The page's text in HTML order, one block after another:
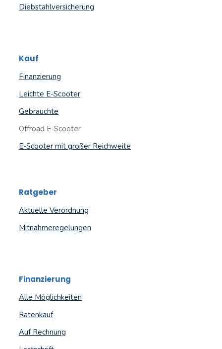
Diebstahlversicherung
Kauf
Finanzierung
Leichte E-Scooter
Gebrauchte
Offroad E-Scooter
E-Scooter mit großer Reichweite
Ratgeber
Aktuelle Verordnung
Mitnahmeregelungen
Finanzierung
Alle Möglichkeiten
Ratenkauf
Auf Rechnung